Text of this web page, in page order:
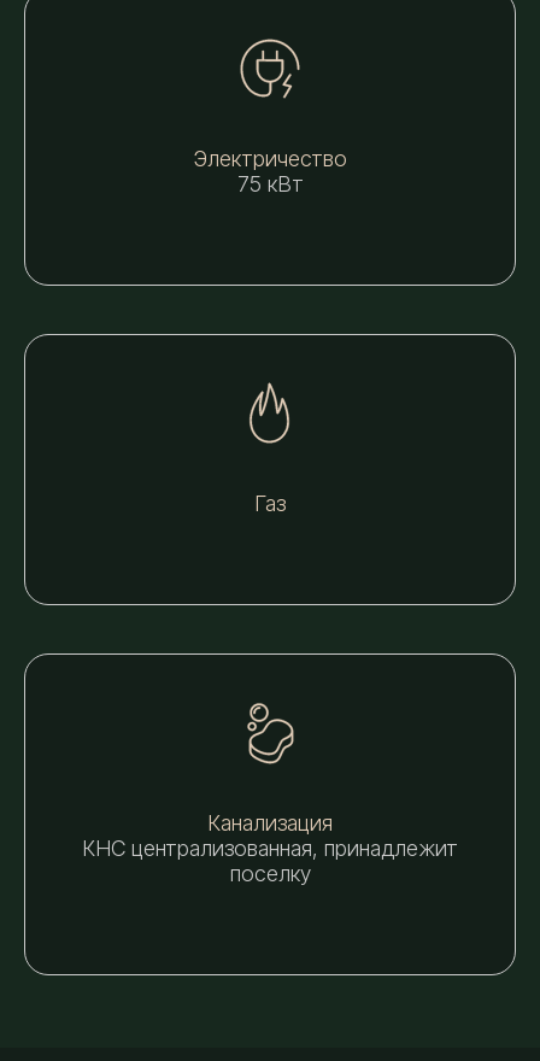
Электричество
75 кВт
Газ
Канализация
КНС централизованная, принадлежит
поселку